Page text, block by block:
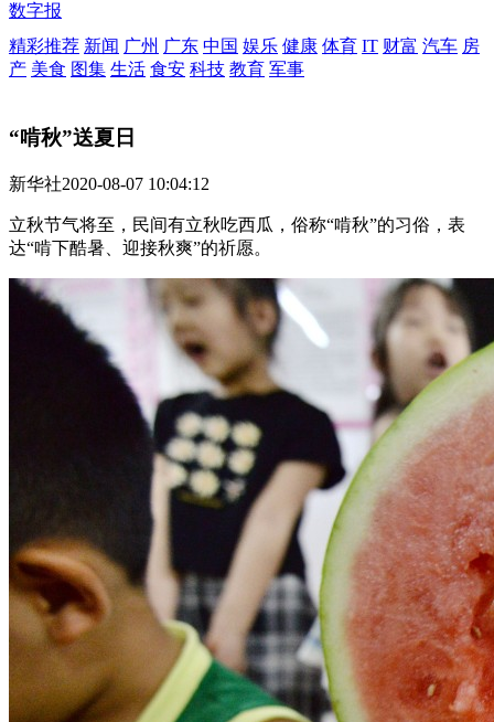
数字报
精彩推荐 新闻 广州 广东 中国 娱乐 健康 体育 IT 财富 汽车 房
产 美食 图集 生活 食安 科技 教育 军事
“啃秋”送夏日
新华社2020-08-07 10:04:12
立秋节气将至，民间有立秋吃西瓜，俗称“啃秋”的习俗，表
达“啃下酷暑、迎接秋爽”的祈愿。